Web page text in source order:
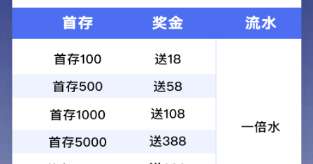
首页 - 新闻资讯 - 公司新闻
【AI自研】数智安防 | 企业安全生产
解决方案的数字化利器